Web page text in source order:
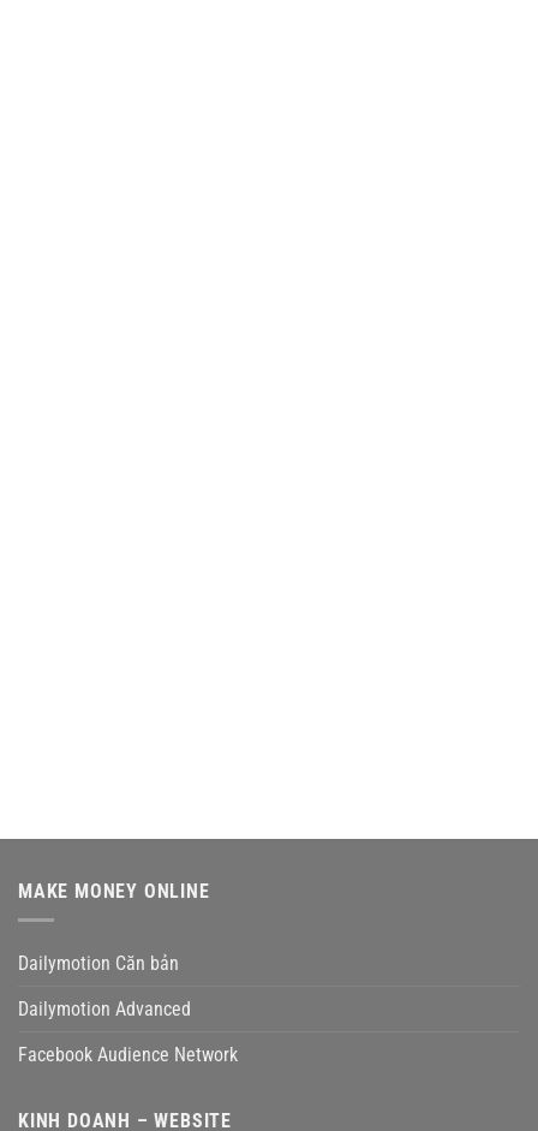
MAKE MONEY ONLINE
Dailymotion Căn bản
Dailymotion Advanced
Facebook Audience Network
KINH DOANH – WEBSITE